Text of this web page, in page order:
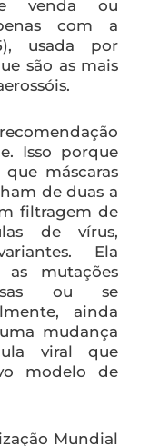
venda ou
com a
usada por
são as mais
Isso porque
máscaras
de duas a
filtragem de
de vírus,
Ela
as mutações
ou se
ainda
mudança
viral que
modelo de
Mundial